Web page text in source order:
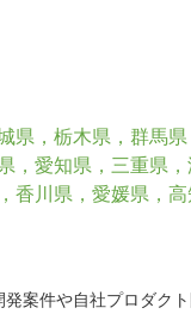
，栃木県，群馬
愛知県，三重県
香川県，愛媛県，
案件や自社プロダク